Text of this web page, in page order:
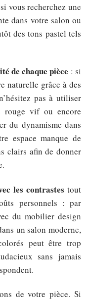
vous recherchez une
dans votre salon ou
des tons pastel tels
de chaque pièce : si
naturelle grâce à des
pas à utiliser
rouge vif ou encore
du dynamisme dans
espace manque de
clairs afin de donner
les contrastes tout
personnels : par
du mobilier design
un salon moderne,
peut être trop
sans jamais
de votre pièce. Si